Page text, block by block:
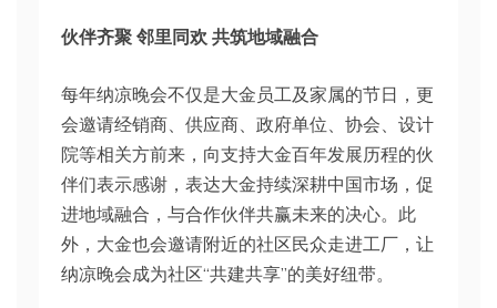
伙伴齐聚 邻里同欢 共筑地域融合
每年纳凉晚会不仅是大金员工及家属的节日，更
会邀请经销商、供应商、政府单位、协会、设计
院等相关方前来，向支持大金百年发展历程的伙
伴们表示感谢，表达大金持续深耕中国市场，促
进地域融合，与合作伙伴共赢未来的决心。此
外，大金也会邀请附近的社区民众走进工厂，让
纳凉晚会成为社区“共建共享”的美好纽带。